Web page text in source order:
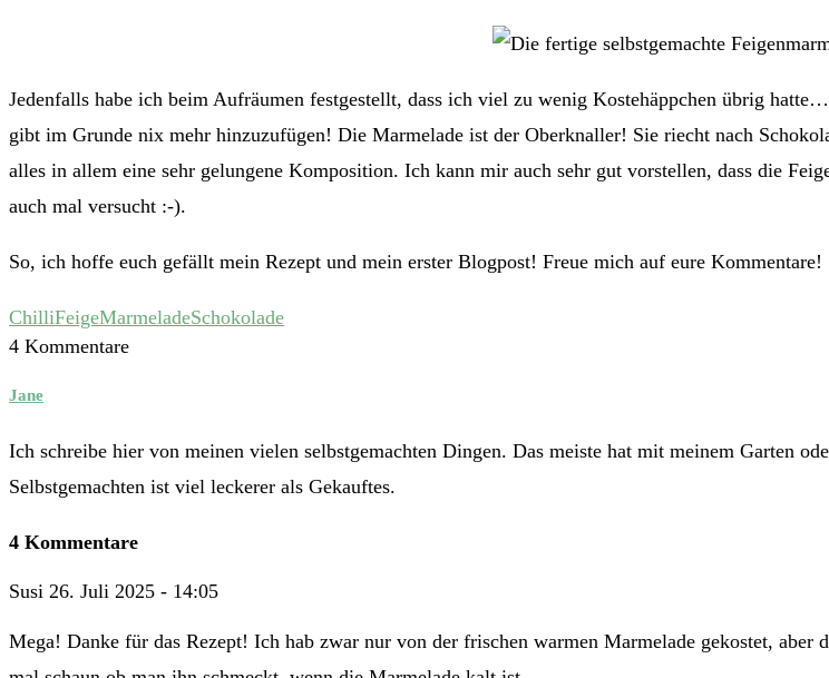
Jedenfalls habe ich beim Aufräumen festgestellt, dass ich viel zu wenig Kostehäppchen übrig
gibt im Grunde nix mehr hinzuzufügen! Die Marmelade ist der Oberknaller! Sie riecht nach
alles in allem eine sehr gelungene Komposition. Ich kann mir auch sehr gut vorstellen, dass die
auch mal versucht :-).
So, ich hoffe euch gefällt mein Rezept und mein erster Blogpost! Freue mich auf eure Kommentare!
ChilliFeigeMarmeladeSchokolade
4 Kommentare
Jane
Ich schreibe hier von meinen vielen selbstgemachten Dingen. Das meiste hat mit meinem Garten
Selbstgemachten ist viel leckerer als Gekauftes.
4 Kommentare
Susi 26. Juli 2025 - 14:05
Mega! Danke für das Rezept! Ich hab zwar nur von der frischen warmen Marmelade gekostet,